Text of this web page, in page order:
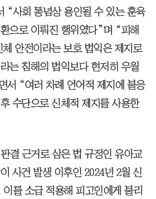
“사회 통념상 용인될 수 있는 훈육
으로 이뤄진 행위였다”며 “피해
안전이라는 보호 법익은 제지로
는 침해의 법익보다 현저히 우월
서 “여러 차례 언어적 제지에 불응
수단으로 신체적 제지를 사용한
결 근거로 삼은 법 규정인 유아교
사건 발생 이후인 2024년 2월 신
를 소급 적용해 피고인에게 불리